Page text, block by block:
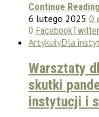
Continue Reading
6 lutego 2025 0
0 FacebookTwitter
ArtykułyDla
Warsztaty
skutki
instytucji i